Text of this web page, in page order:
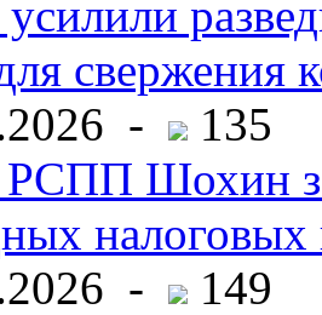
свержения
-
135
РСПП Шохин
налоговых
-
149